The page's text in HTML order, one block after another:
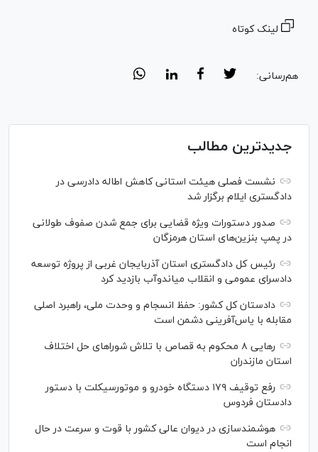
لینک کوتاه
هم‌رسانی:
جدیدترین مطالب
نشست فصلی هیئت استانی کاهش اطاله دادرسی در
دادگستری ایلام برگزار شد
صدور دستورات ویژه قضایی برای جمع شدن صفوف طولانی
در پمپ بنزین‌های استان هرمزگان
رئیس کل دادگستری استان آذربایجان غربی از پروژه توسعه
دادسرای عمومی و انقلاب میاندوآب بازدید کرد
دادستان کل کشور: حفظ انسجام و وحدت ملی، راهبرد اصلی
مقابله با یاس‌آفرینی دشمن است
رهایی ۸ محکوم به قصاص با تلاش شورا‌های حل اختلاف
استان مازندران
رفع توقیف ۱۷۹ دستگاه خودرو و موتورسیکلت با دستور
دادستان فردوس
هوشمندسازی در دیوان عالی کشور با قوت و سرعت در حال
انجام است